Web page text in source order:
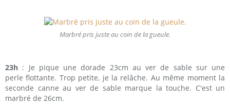
Marbré pris juste au coin de la gueule.
23h : Je pique une dorade 23cm au ver de sable sur une
perle flottante. Trop petite, je la relâche. Au même moment la
seconde canne au ver de sable marque la touche. C'est un
marbré de 26cm.